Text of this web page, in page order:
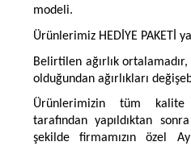
modeli.
Ürünlerimiz HEDİYE PAKETİ
Belirtilen ağırlık
olduğundan ağırlıkları
Ürünlerimizin tüm kalite
tarafından yapıldıktan
şekilde firmamızın özel